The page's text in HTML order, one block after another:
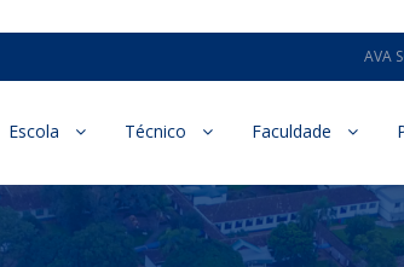
AVA
Escola Técnico Faculdade